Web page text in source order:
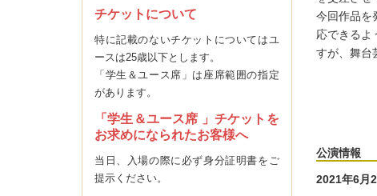
今回作品を
応できるよ
すが、舞台
公演情報
2021年6月
チケットについて
特に記載のないチケットについてはユ
ースは25歳以下とします。
「学生＆ユース席」は座席範囲の指定
があります。
「学生＆ユース席 」チケットを
お求めになられたお客様へ
当日、入場の際に必ず身分証明書をご
提示ください。